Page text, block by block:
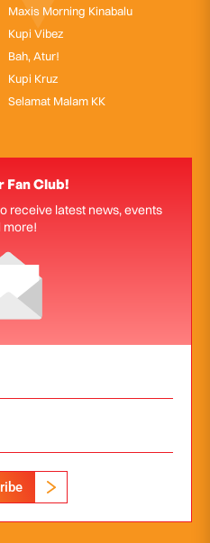
Maxis Morning Kinabalu
Kupi Vibez
Bah, Atur!
Kupi Kruz
Selamat Malam KK
Fan Club!
receive latest news, events
more!